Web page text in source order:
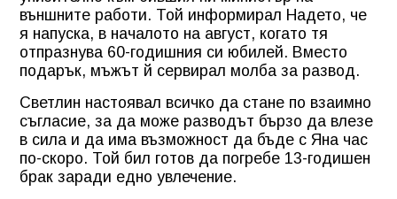
външните работи. Той информирал Надето, че
я напуска, в началото на август, когато тя
отпразнува 60-годишния си юбилей. Вместо
подарък, мъжът й сервирал молба за развод.
Светлин настоявал всичко да стане по взаимно
съгласие, за да може разводът бързо да влезе
в сила и да има възможност да бъде с Яна час
по-скоро. Той бил готов да погребе 13-годишен
брак заради едно увлечение.